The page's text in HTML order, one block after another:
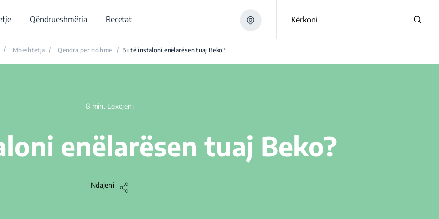
Qëndrueshmëria Recetat Kërkoni
/ Mbështetja / Qendra për ndihmë / Si të instaloni enëlarësen tuaj Beko?
8 min. Lexojeni
enëlarësen tuaj Beko?
Ndajeni